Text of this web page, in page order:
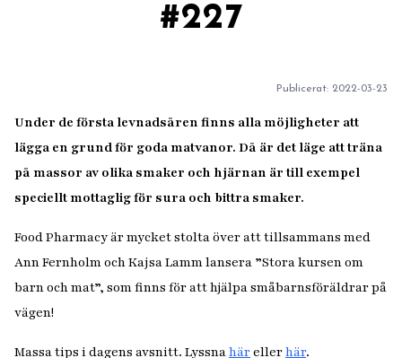
#227
Publicerat: 2022-03-23
Under de första levnadsåren finns alla möjligheter att
lägga en grund för goda matvanor. Då är det läge att träna
på massor av olika smaker och hjärnan är till exempel
speciellt mottaglig för sura och bittra smaker.
Food Pharmacy är mycket stolta över att tillsammans med
Ann Fernholm och Kajsa Lamm lansera ”Stora kursen om
barn och mat”, som finns för att hjälpa småbarnsföräldrar på
vägen!
Massa tips i dagens avsnitt. Lyssnahärellerhär.